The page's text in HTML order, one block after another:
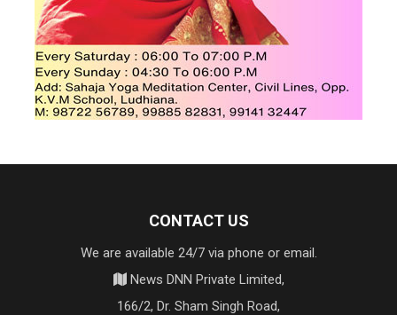
CONTACT US
We are available 24/7 via phone or email.
News DNN Private Limited,
166/2, Dr. Sham Singh Road,